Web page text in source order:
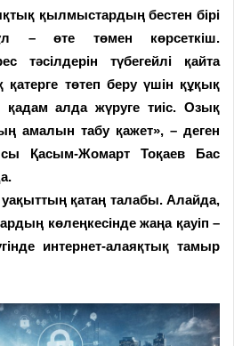
қылмыстардың бестен бірі
– өте төмен көрсеткіш.
тәсілдерін түбегейлі қайта
төтеп беру үшін құқық
қадам алда жүруге тиіс. Озық
амалын табу қажет», – деген
Қасым-Жомарт Тоқаев Бас
қатаң талабы. Алайда,
көлеңкесінде жаңа қауіп –
интернет-алаяқтық тамыр